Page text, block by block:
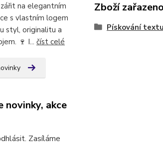
na elegantním
s vlastním logem
styl, originalitu a
🍷 I... číst celé
novinky, akce
Zasíláme
Zboží
Pískování textu